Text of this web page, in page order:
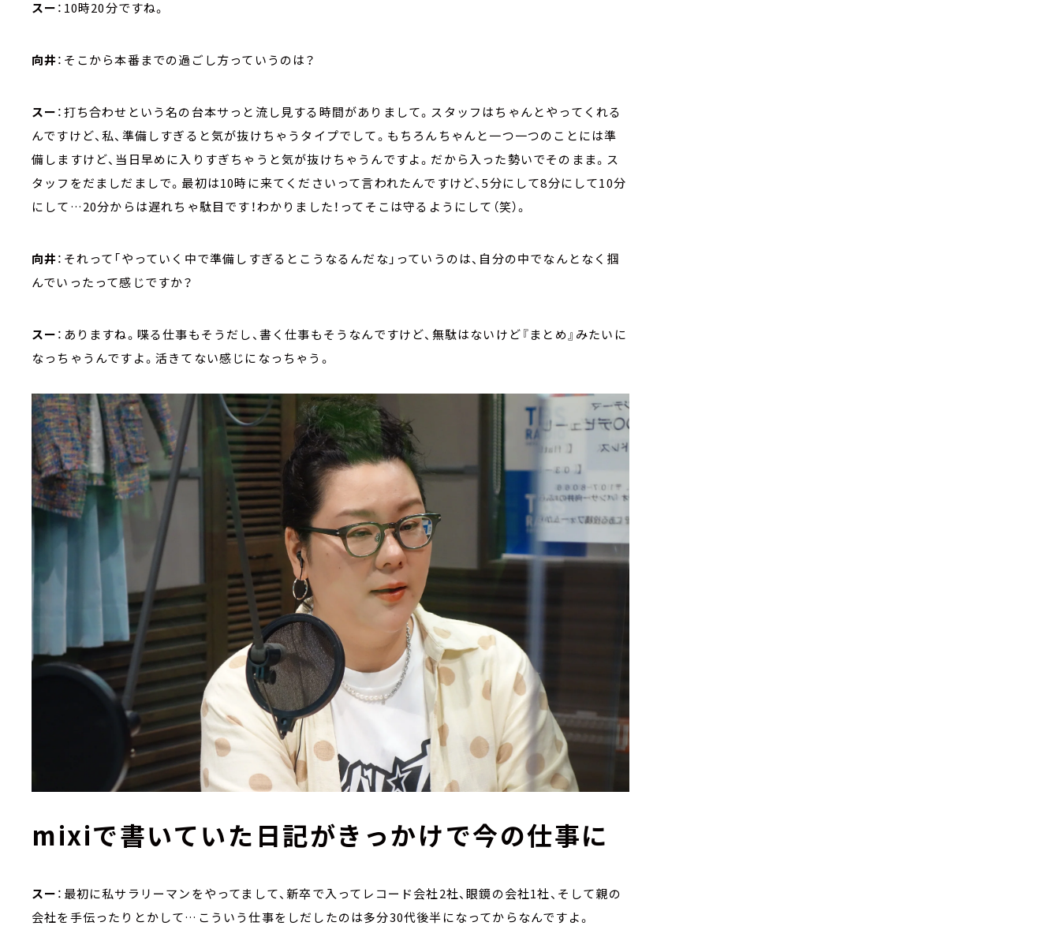
スー：10時20分ですね。
向井：そこから本番までの過ごし方っていうのは？
スー：打ち合わせという名の台本サっと流し見する時間がありまして。スタッフはちゃんとやってくれる
んですけど、私、準備しすぎると気が抜けちゃうタイプでして。もちろんちゃんと一つ一つのことには準
備しますけど、当日早めに入りすぎちゃうと気が抜けちゃうんですよ。だから入った勢いでそのまま。ス
タッフをだましだましで。最初は10時に来てくださいって言われたんですけど、5分にして8分にして10分
にして…20分からは遅れちゃ駄目です！わかりました！ってそこは守るようにして（笑）。
向井：それって「やっていく中で準備しすぎるとこうなるんだな」っていうのは、自分の中でなんとなく掴
んでいったって感じですか？
スー：ありますね。喋る仕事もそうだし、書く仕事もそうなんですけど、無駄はないけど『まとめ』みたいに
なっちゃうんですよ。活きてない感じになっちゃう。
mixiで書いていた日記がきっかけで今の仕事に
スー：最初に私サラリーマンをやってまして、新卒で入ってレコード会社2社、眼鏡の会社1社、そして親の
会社を手伝ったりとかして…こういう仕事をしだしたのは多分30代後半になってからなんですよ。